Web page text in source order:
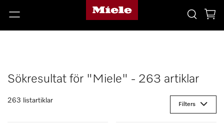
Sökresultat för "Miele" - 263 artiklar
263 listartiklar
Filters